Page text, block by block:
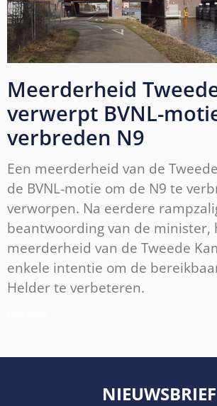
Meerderheid
verwerpt BVNL-
verbreden N9
Een meerderheid van de
de BVNL-motie om de N9 te
verworpen. Na eerdere
beantwoording van de minister,
meerderheid van de Tweede
enkele intentie om de
Helder te verbeteren.
NIEUWSBRIEF